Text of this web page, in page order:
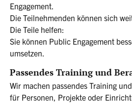
Engagement.
Die Teilnehmenden können sich
Die Teile helfen:
Sie können Public Engagement
umsetzen.
Passendes Training und
Wir machen passendes Training
für Personen, Projekte oder